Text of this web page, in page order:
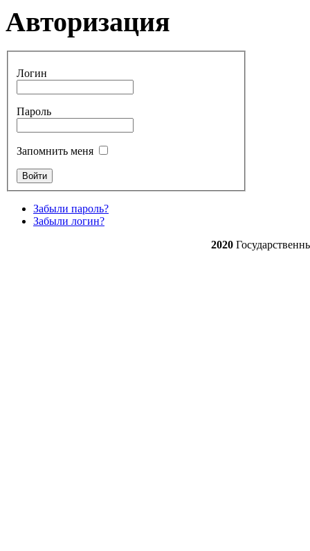
Авторизация
Логин
Пароль
Запомнить меня
Забыли пароль?
Забыли логин?
2020